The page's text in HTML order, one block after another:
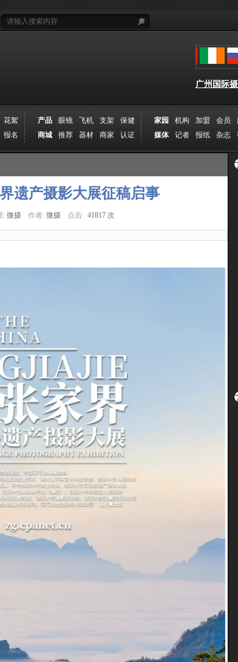
广州国际
花絮 产品 眼镜 飞机 支架 保健 家园 机构 加盟 会员
报名 商城 推荐 器材 商家 认证 媒体 记者 报纸 杂志
遗产摄影大展征稿启事
: 微摄 作者: 微摄 点击: 41817 次